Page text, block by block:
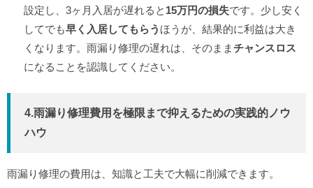
設定し、3ヶ月入居が遅れると 15万円の損失です。少し安く
してでも早く入居してもらうほうが、結果的に利益は大き
くなります。雨漏り修理の遅れは、そのままチャンスロス
になることを認識してください。
4.雨漏り修理費用を極限まで抑えるための実践的ノウ
ハウ
雨漏り修理の費用は、知識と工夫で大幅に削減できます。